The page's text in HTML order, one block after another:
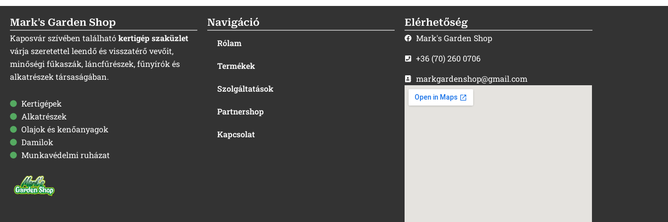
Mark's Garden Shop
Kaposvár szívében találhatókertigép szaküzlet
várja szeretettel leendő és visszatérő vevőit,
minőségi fűkaszák, láncfűrészek, fűnyírók és
alkatrészek társaságában.
Kertigépek
Alkatrészek
Olajok és kenőanyagok
Damilok
Munkavédelmi ruházat
Navigáció
Rólam
Termékek
Szolgáltatások
Partnershop
Kapcsolat
Elérhetőség
Mark's Garden Shop
+36 (70) 260 0706
markgardenshop@gmail.com